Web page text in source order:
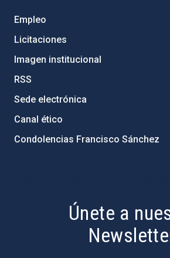
Empleo
Licitaciones
Imagen institucional
RSS
Sede electrónica
Canal ético
Condolencias Francisco Sánchez
Únete a